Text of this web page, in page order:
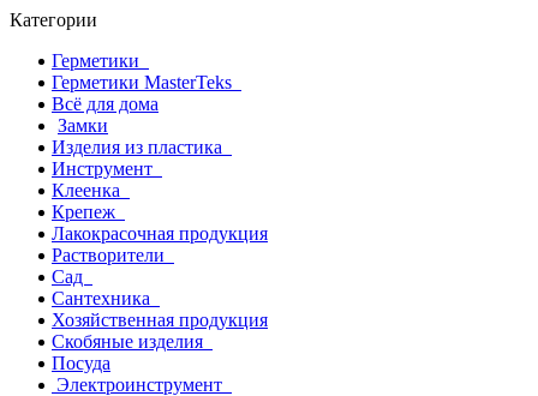
Категории
Герметики
Герметики MasterTeks
Всё для дома
Замки
Изделия из пластика
Инструмент
Клеенка
Крепеж
Лакокрасочная продукция
Растворители
Сад
Сантехника
Хозяйственная продукция
Скобяные изделия
Посуда
Электроинструмент